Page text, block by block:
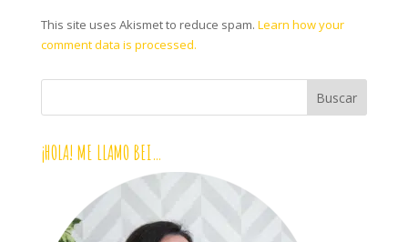
This site uses Akismet to reduce spam. Learn how your
comment data is processed.
¡HOLA! ME LLAMO BEI…